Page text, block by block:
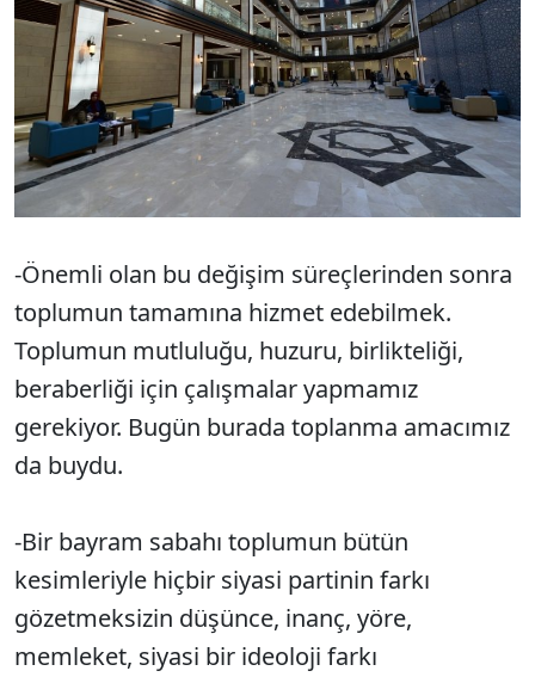
-Önemli olan bu değişim süreçlerinden sonra
toplumun tamamına hizmet edebilmek.
Toplumun mutluluğu, huzuru, birlikteliği,
beraberliği için çalışmalar yapmamız
gerekiyor. Bugün burada toplanma amacımız
da buydu.
-Bir bayram sabahı toplumun bütün
kesimleriyle hiçbir siyasi partinin farkı
gözetmeksizin düşünce, inanç, yöre,
memleket, siyasi bir ideoloji farkı